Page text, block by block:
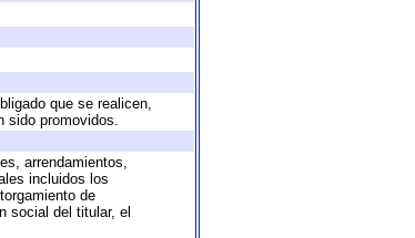
que se realicen,
sido promovidos.
arrendamientos,
incluidos los
de
social del titular, el